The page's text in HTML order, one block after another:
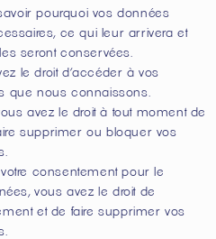
pourquoi vos données
ce qui leur arrivera et
seront conservées.
le droit d’accéder à vos
que nous connaissons.
avez le droit à tout moment de
supprimer ou bloquer vos
consentement pour le
vous avez le droit de
et de faire supprimer vos